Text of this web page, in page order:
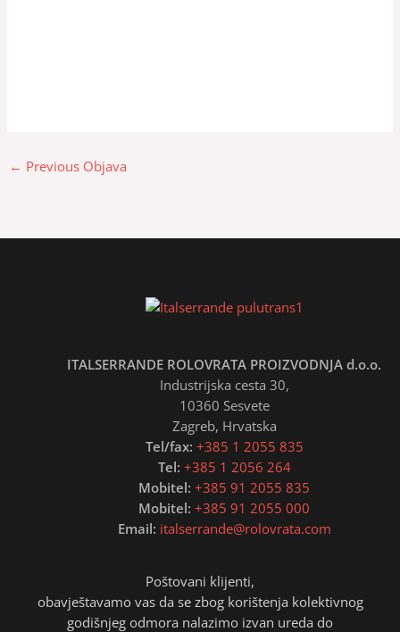
← Previous Objava
ITALSERRANDE ROLOVRATA PROIZVODNJA d.o.o.
Industrijska cesta 30,
10360 Sesvete
Zagreb, Hrvatska
Tel/fax: +385 1 2055 835
Tel: +385 1 2056 264
Mobitel: +385 91 2055 835
Mobitel: +385 91 2055 000
Email: italserrande@rolovrata.com
Poštovani klijenti,
obavještavamo vas da se zbog korištenja kolektivnog
godišnjeg odmora nalazimo izvan ureda do